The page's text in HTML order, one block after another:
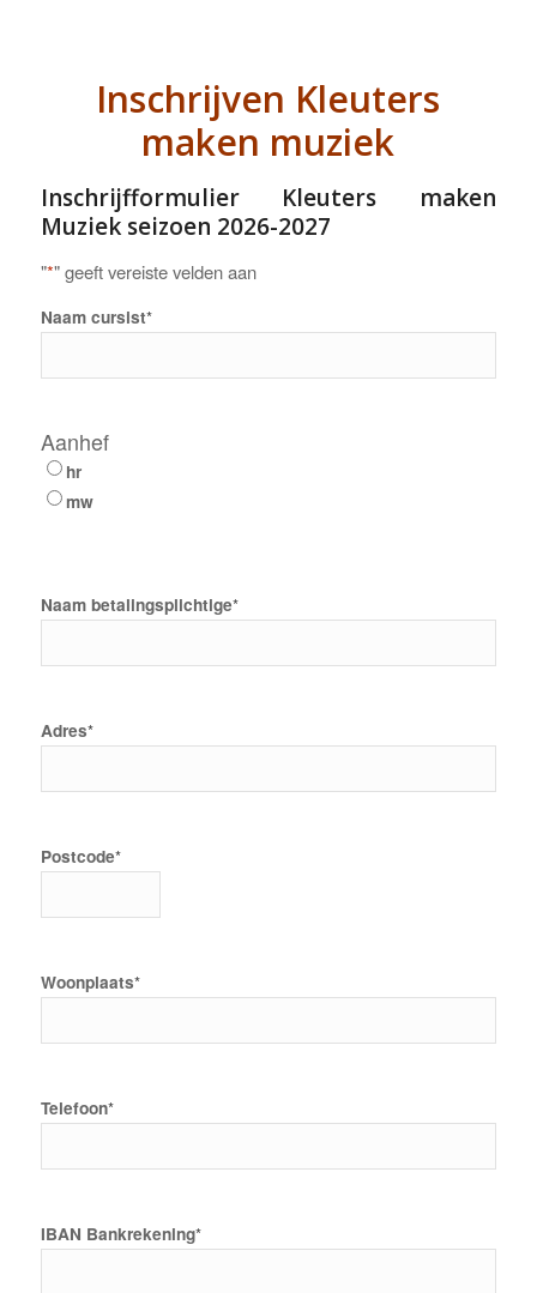
Inschrijven Kleuters
maken muziek
Inschrijfformulier Kleuters maken
Muziek seizoen 2026-2027
"*" geeft vereiste velden aan
Naam cursist*
Aanhef
hr
mw
Naam betalingsplichtige*
Adres*
Postcode*
Woonplaats*
Telefoon*
IBAN Bankrekening*